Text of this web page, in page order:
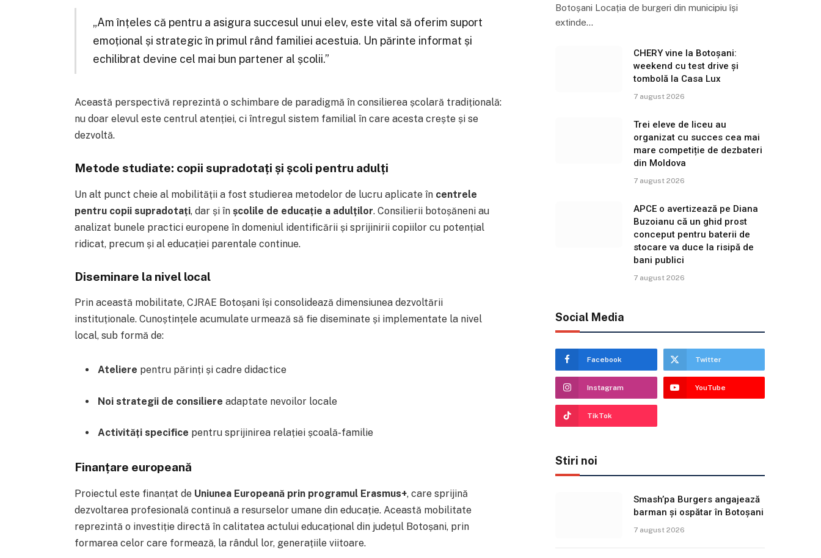
„Am înțeles că pentru a asigura succesul unui elev, este vital să oferim suport
emoțional și strategic în primul rând familiei acestuia. Un părinte informat și
echilibrat devine cel mai bun partener al școlii.”
Această perspectivă reprezintă o schimbare de paradigmă în consilierea școlară tradițională:
nu doar elevul este centrul atenției, ci întregul sistem familial în care acesta crește și se
dezvoltă.
Metode studiate: copii supradotați și școli pentru adulți
Un alt punct cheie al mobilității a fost studierea metodelor de lucru aplicate în centrele
pentru copii supradotați, dar și în școlile de educație a adulților. Consilierii botoșăneni au
analizat bunele practici europene în domeniul identificării și sprijinirii copiilor cu potențial
ridicat, precum și al educației parentale continue.
Diseminare la nivel local
Prin această mobilitate, CJRAE Botoșani își consolidează dimensiunea dezvoltării
instituționale. Cunoștințele acumulate urmează să fie diseminate și implementate la nivel
local, sub formă de:
Ateliere pentru părinți și cadre didactice
Noi strategii de consiliere adaptate nevoilor locale
Activități specifice pentru sprijinirea relației școală-familie
Finanțare europeană
Proiectul este finanțat de Uniunea Europeană prin programul Erasmus+, care sprijină
dezvoltarea profesională continuă a resurselor umane din educație. Această mobilitate
reprezintă o investiție directă în calitatea actului educațional din județul Botoșani, prin
formarea celor care formează, la rândul lor, generațiile viitoare.
Botoșani Locația de burgeri din municipiu își
extinde…
CHERY vine la Botoșani:
weekend cu test drive și
tombolă la Casa Lux
7 august 2026
Trei eleve de liceu au
organizat cu succes cea mai
mare competiție de dezbateri
din Moldova
7 august 2026
APCE o avertizează pe Diana
Buzoianu că un ghid prost
conceput pentru baterii de
stocare va duce la risipă de
bani publici
7 august 2026
Social Media
Facebook Twitter
Instagram YouTube
TikTok
Stiri noi
Smash’pa Burgers angajează
barman și ospătar în Botoșani
7 august 2026